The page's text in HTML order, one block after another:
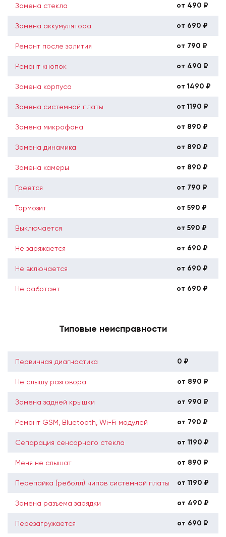
Замена стекла от 490 ₽
Замена аккумулятора от 690 ₽
Ремонт после залития от 790 ₽
Ремонт кнопок от 490 ₽
Замена корпуса от 1490 ₽
Замена системной платы от 1190 ₽
Замена микрофона от 890 ₽
Замена динамика от 890 ₽
Замена камеры от 890 ₽
Греется от 790 ₽
Тормозит от 590 ₽
Выключается от 590 ₽
Не заряжается от 690 ₽
Не включается от 690 ₽
Не работает от 690 ₽
Типовые неисправности
Первичная диагностика 0 ₽
Не слышу разговора от 890 ₽
Замена задней крышки от 990 ₽
Ремонт GSM, Bluetooth, Wi-Fi модулей от 790 ₽
Сепарация сенсорного стекла от 1190 ₽
Меня не слышат от 890 ₽
Перепайка (реболл) чипов системной платы от 1190 ₽
Замена разъема зарядки от 490 ₽
Перезагружается от 690 ₽